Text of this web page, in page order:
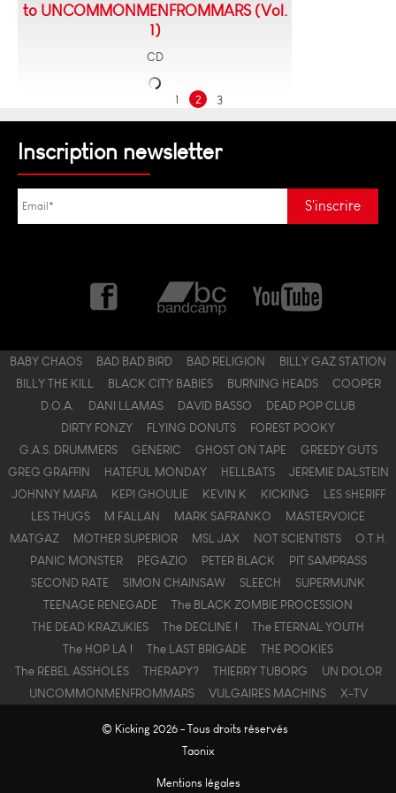
to UNCOMMONMENFROMMARS (Vol.
1)
CD
1 2 3
Inscription newsletter
BABY CHAOS BAD BAD BIRD BAD RELIGION
BILLY GAZ STATION
BILLY THE KILL
BLACK CITY BABIES BURNING HEADS
COOPER
D.O.A.
DANI LLAMAS DAVID BASSO
DEAD POP CLUB
DIRTY FONZY
FLYING DONUTS
FOREST POOKY
G.A.S. DRUMMERS
GENERIC GHOST ON TAPE
GREEDY GUTS
GREG GRAFFIN
HATEFUL MONDAY HELLBATS
JEREMIE DALSTEIN
JOHNNY MAFIA
KEPI GHOULIE KEVIN K KICKING
LES $HERIFF
LES THUGS
M FALLAN MARK SAFRANKO
MASTERVOICE
MATGAZ
MOTHER SUPERIOR MSL JAX NOT SCIENTISTS
O.T.H.
PANIC MONSTER
PEGAZIO PETER BLACK
PIT SAMPRASS
SECOND RATE
SIMON CHAINSAW SLEECH
SUPERMUNK
TEENAGE RENEGADE
The BLACK ZOMBIE PROCESSION
THE DEAD KRAZUKIES
The DECLINE !
The ETERNAL YOUTH
The HOP LA !
The LAST BRIGADE
THE POOKIES
The REBEL ASSHOLES
THERAPY? THIERRY TUBORG
UN DOLOR
UNCOMMONMENFROMMARS
VULGAIRES MACHINS X-TV
© Kicking 2026 - Tous droits réservés
Taonix
Mentions légales